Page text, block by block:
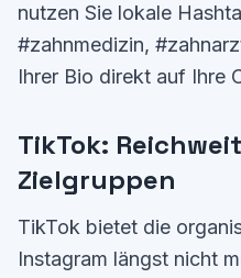
nutzen Sie lokale
#zahnmedizin,
Ihrer Bio direkt auf Ihre
TikTok:
Zielgruppen
TikTok bietet die
Instagram längst nicht